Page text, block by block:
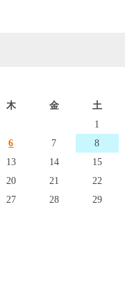
木 金 土
1
6 7
8
13 14
15
20 21
22
27 28
29